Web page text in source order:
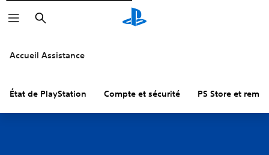
Rechercher
Accueil Assistance
État de PlayStation Compte et sécurité PS Store et